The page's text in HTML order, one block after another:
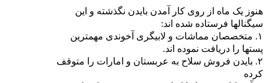
هنوز یک ماه از روی کار آمدن بایدن نگذشته و این
سیگنالها فرستاده شده اند:
۱. متخصصان مماشات و لابیگری آخوندی مهمترین
پستها را دریافت نموده اند.
۲. بایدن فروش سلاح به عربستان و امارات را متوقف
کرده